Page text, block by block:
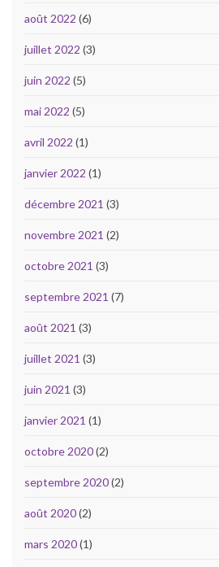
août 2022 (6)
juillet 2022 (3)
juin 2022 (5)
mai 2022 (5)
avril 2022 (1)
janvier 2022 (1)
décembre 2021 (3)
novembre 2021 (2)
octobre 2021 (3)
septembre 2021 (7)
août 2021 (3)
juillet 2021 (3)
juin 2021 (3)
janvier 2021 (1)
octobre 2020(2)
septembre 2020(2)
août 2020(2)
mars 2020(1)